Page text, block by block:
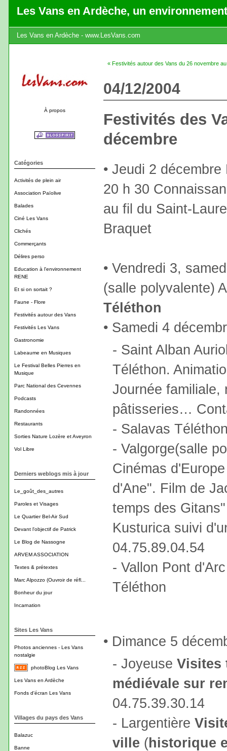
Les Vans en Ardèche, un
Les Vans en Ardèche - www.LesVans.com
À propos
Catégories
Activités de plein air
Association Païolive
Balades
Ciné Les Vans
Clichés
Commerçants
Délires perso
Education à l'environnement
RENE
Et si on sortait ?
Faune - Flore
Festivités autour des Vans
Festivités Les Vans
Gastronomie
Labeaume en Musiques
Le Festival Belles Pierres en
Musique
Parc National des Cevennes
Podcasts
Randonnées
Restaurants
Sorties Nature Lozère et Aveyron
Vol Libre
Derniers weblogs mis à jour
Le_goût_des_autres
Paroles et Visages
Le Quartier Bel-Air Sud
Devant l'objectif de Patrick
Le Blog de Nassogne
ARVEM ASSOCIATION
Textes & prétextes
Marc Alpozzo (Ouvroir de réfl...
Bonheur du jour
Incarnation
Sites Les Vans
Photos anciennes - Les Vans
nostalgie
photoBlog Les Vans
Les Vans en Ardèche
Fonds d'écran Les Vans
Villages du pays des Vans
Balazuc
Banne
« Festivités autour des Vans du 26 novembre
04/12/2004
Festivités des
décembre
• Jeudi 2
20 h 30
au fil du Saint-
Braquet
• Vendredi 3,
(salle polyvalente)
Téléthon
• Samedi 4
- Saint Alban
Téléthon.
Journée familiale,
pâtisseries…
- Salavas
- Valgorge(salle
Cinémas
d'Ane". Film de
temps des
Kusturica suivi
04.75.89.04.54
- Vallon Pont
Téléthon
• Dimance 5
- Joyeuse Visites
médiévale sur
04.75.39.30.14
- Largentière
ville (historique